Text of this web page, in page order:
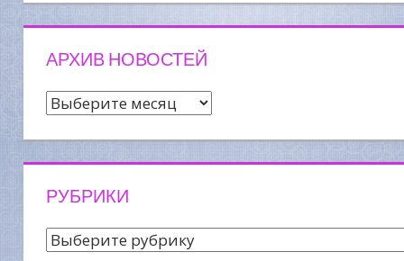
АРХИВ НОВОСТЕЙ
Архив
РУБРИКИ
Рубрики